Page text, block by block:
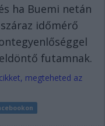
ha Buemi netán
időmérő
futamnak.
megteheted az